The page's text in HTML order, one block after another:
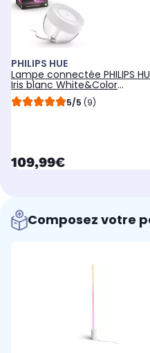
PHILIPS HUE
Lampe connectée PHILIPS
Iris blanc White&Color
Ambiance 5/5 (9)
currentPrice
109,99€
Composez votre